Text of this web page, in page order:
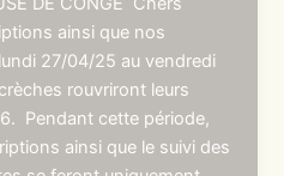
ainsi que nos
27/04/25 au vendredi
rouvriront leurs
Pendant cette période,
ainsi que le suivi des